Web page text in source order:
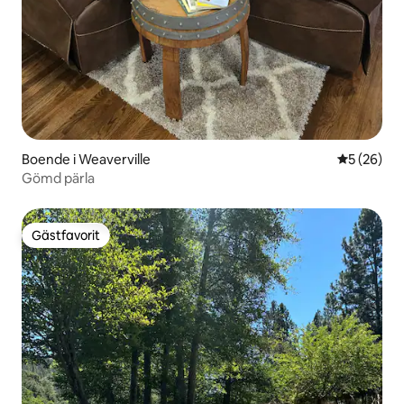
Boende i Weaverville 5 av 5 i
5 (26)
Gömd pärla
Gästfavorit
Gästfavorit